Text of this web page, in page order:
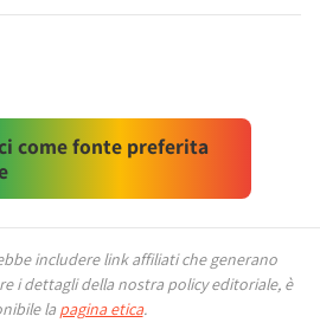
come fonte preferita
includere link affiliati che generano
i dettagli della nostra policy editoriale, è
la pagina etica.